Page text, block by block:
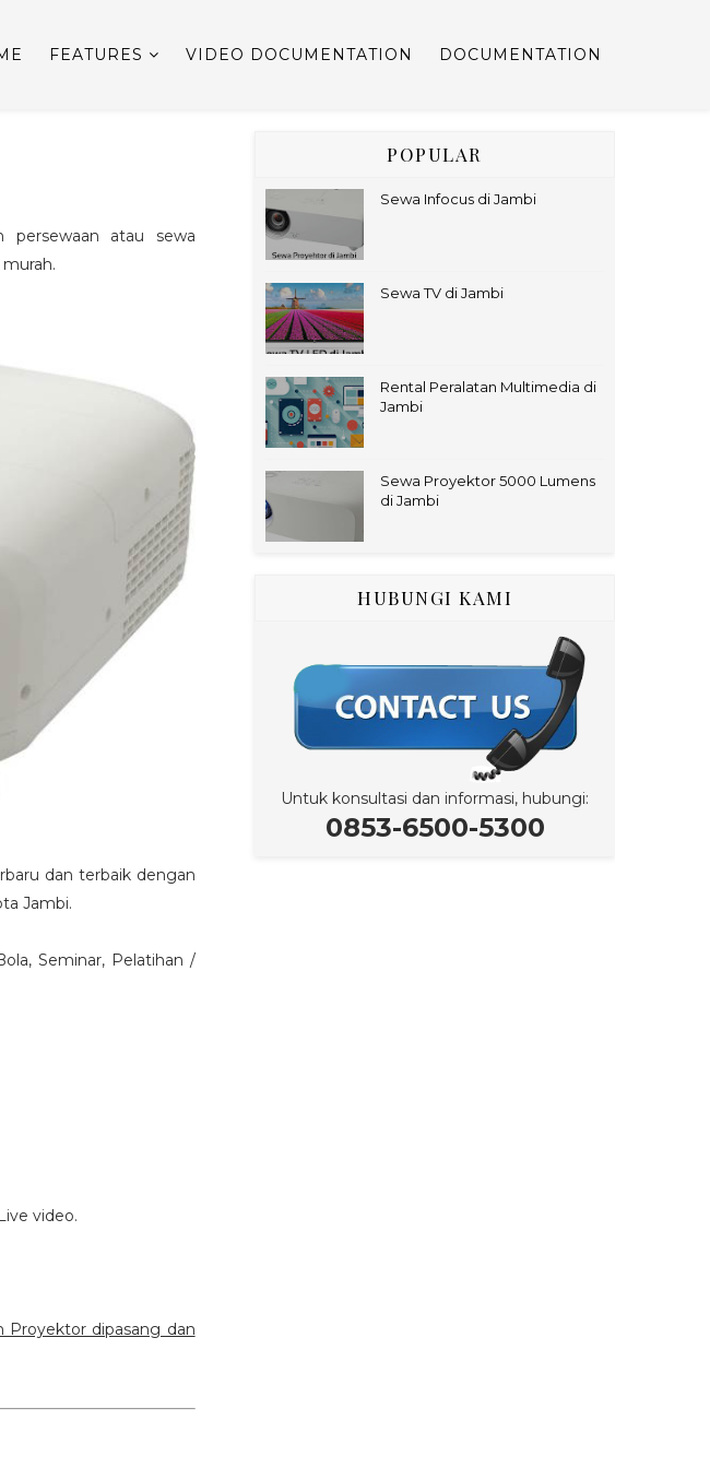
FEATURES VIDEO DOCUMENTATION DOCUMENTATION
persewaan atau sewa
dan terbaik dengan
Jambi.
Seminar, Pelatihan /
video.
Proyektor dipasang dan
POPULAR
Sewa Infocus di Jambi
Sewa TV di Jambi
Rental Peralatan Multimedia di
Jambi
Sewa Proyektor 5000 Lumens
di Jambi
HUBUNGI KAMI
Untuk konsultasi dan informasi, hubungi:
0853-6500-5300